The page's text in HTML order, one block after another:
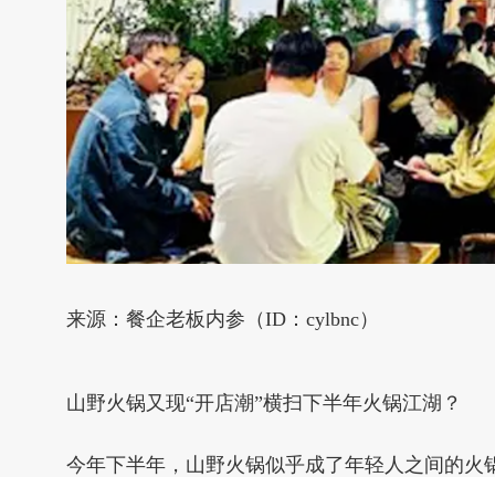
来源：餐企老板内参（ID：cylbnc）
山野火锅又现“开店潮”横扫下半年火锅江湖？
今年下半年，山野火锅似乎成了年轻人之间的火